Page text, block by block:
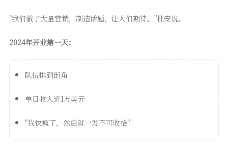
"我们做了大量营销，制造话题，让人们期待。"杜安说。
2024年开业第一天：
队伍排到街角
单日收入近1万美元
"我快疯了，然后就一发不可收拾"